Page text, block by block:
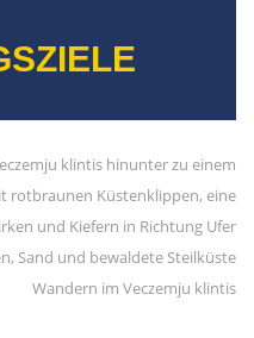
Wandern im Veczemju klintis